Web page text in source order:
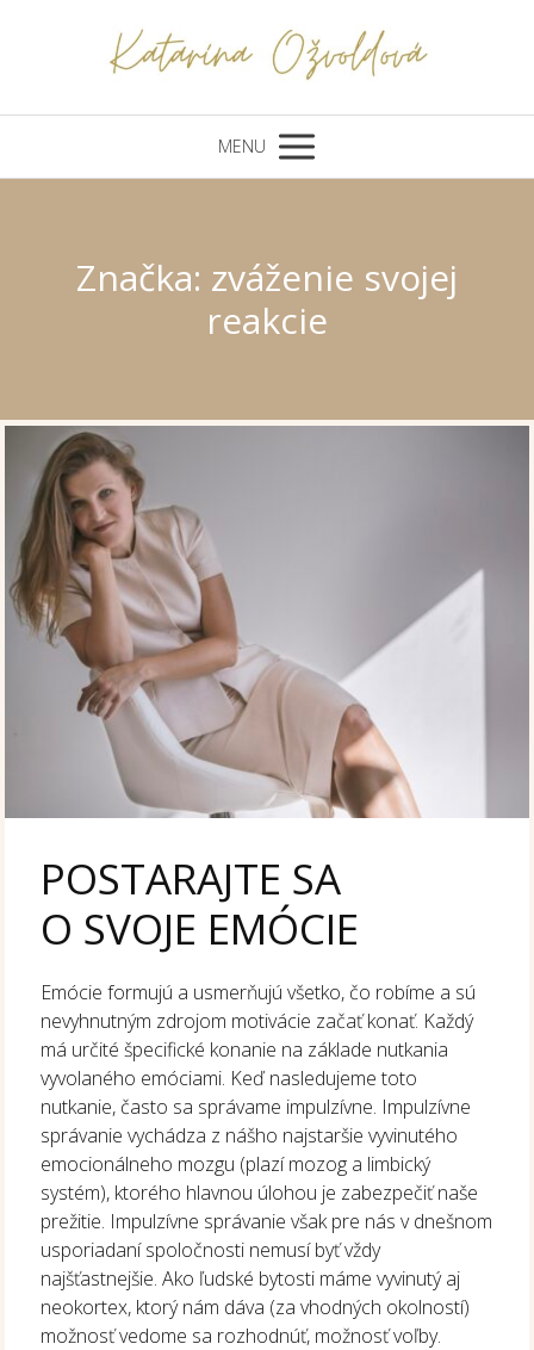
MENU
Značka: zváženie svojej
reakcie
POSTARAJTE SA
O SVOJE EMÓCIE
Emócie formujú a usmerňujú všetko, čo robíme a sú
nevyhnutným zdrojom motivácie začať konať. Každý
má určité špecifické konanie na základe nutkania
vyvolaného emóciami. Keď nasledujeme toto
nutkanie, často sa správame impulzívne. Impulzívne
správanie vychádza z nášho najstaršie vyvinutého
emocionálneho mozgu (plazí mozog a limbický
systém), ktorého hlavnou úlohou je zabezpečiť naše
prežitie. Impulzívne správanie však pre nás v dnešnom
usporiadaní spoločnosti nemusí byť vždy
najšťastnejšie. Ako ľudské bytosti máme vyvinutý aj
neokortex, ktorý nám dáva (za vhodných okolností)
možnosť vedome sa rozhodnúť, možnosť voľby.